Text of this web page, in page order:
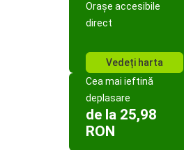
Orașe accesibile
direct
Vedeți harta
Cea mai ieftină
deplasare
de la 25,98
RON